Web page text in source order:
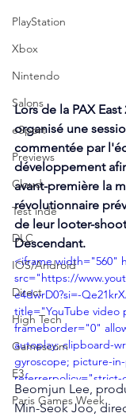
PlayStation
Xbox
Nintendo
Salons
eSport
Previews
Cloud
Test indé
DLC
IOS/Android
Direct
High Tech
Gamescom
E3
Paris Games Week
Lors de la PAX East
organisé une
commentée par
développement
avant-première la
révolutionnaire
de leur looter-
Descendant.
<iframe width="560"
src="https://
e4dwrD0?si=-
title="YouTube video
frameborder="0"
autoplay; clipboard-
gyroscope; picture-
referrerpolicy="strict-
origin"
Beomjun Lee,
Min-Seok Joo,